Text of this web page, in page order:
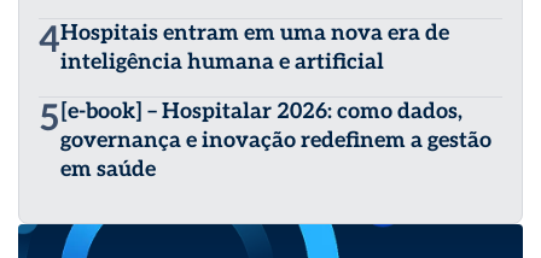
4Hospitais entram em uma nova era de
inteligência humana e artificial
5 [e-book] – Hospitalar 2026: como dados,
governança e inovação redefinem a gestão
em saúde